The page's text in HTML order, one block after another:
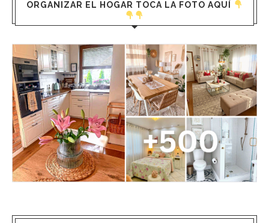
ORGANIZAR EL HOGAR TOCA LA FOTO AQUÍ